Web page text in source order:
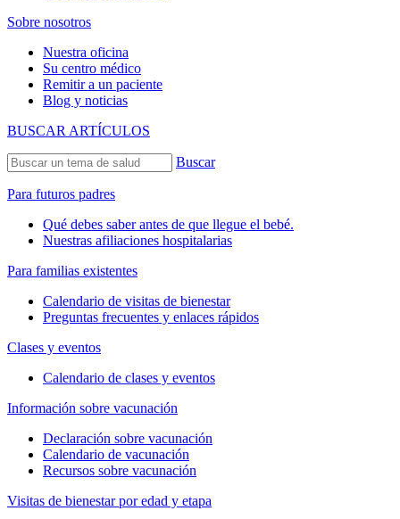
Sobre nosotros
Nuestra oficina
Su centro médico
Remitir a un paciente
Blog y noticias
BUSCAR ARTÍCULOS
Buscar
Para futuros padres
Qué debes saber antes de que llegue el bebé.
Nuestras afiliaciones hospitalarias
Para familias existentes
Calendario de visitas de bienestar
Preguntas frecuentes y enlaces rápidos
Clases y eventos
Calendario de clases y eventos
Información sobre vacunación
Declaración sobre vacunación
Calendario de vacunación
Recursos sobre vacunación
Visitas de bienestar por edad y etapa